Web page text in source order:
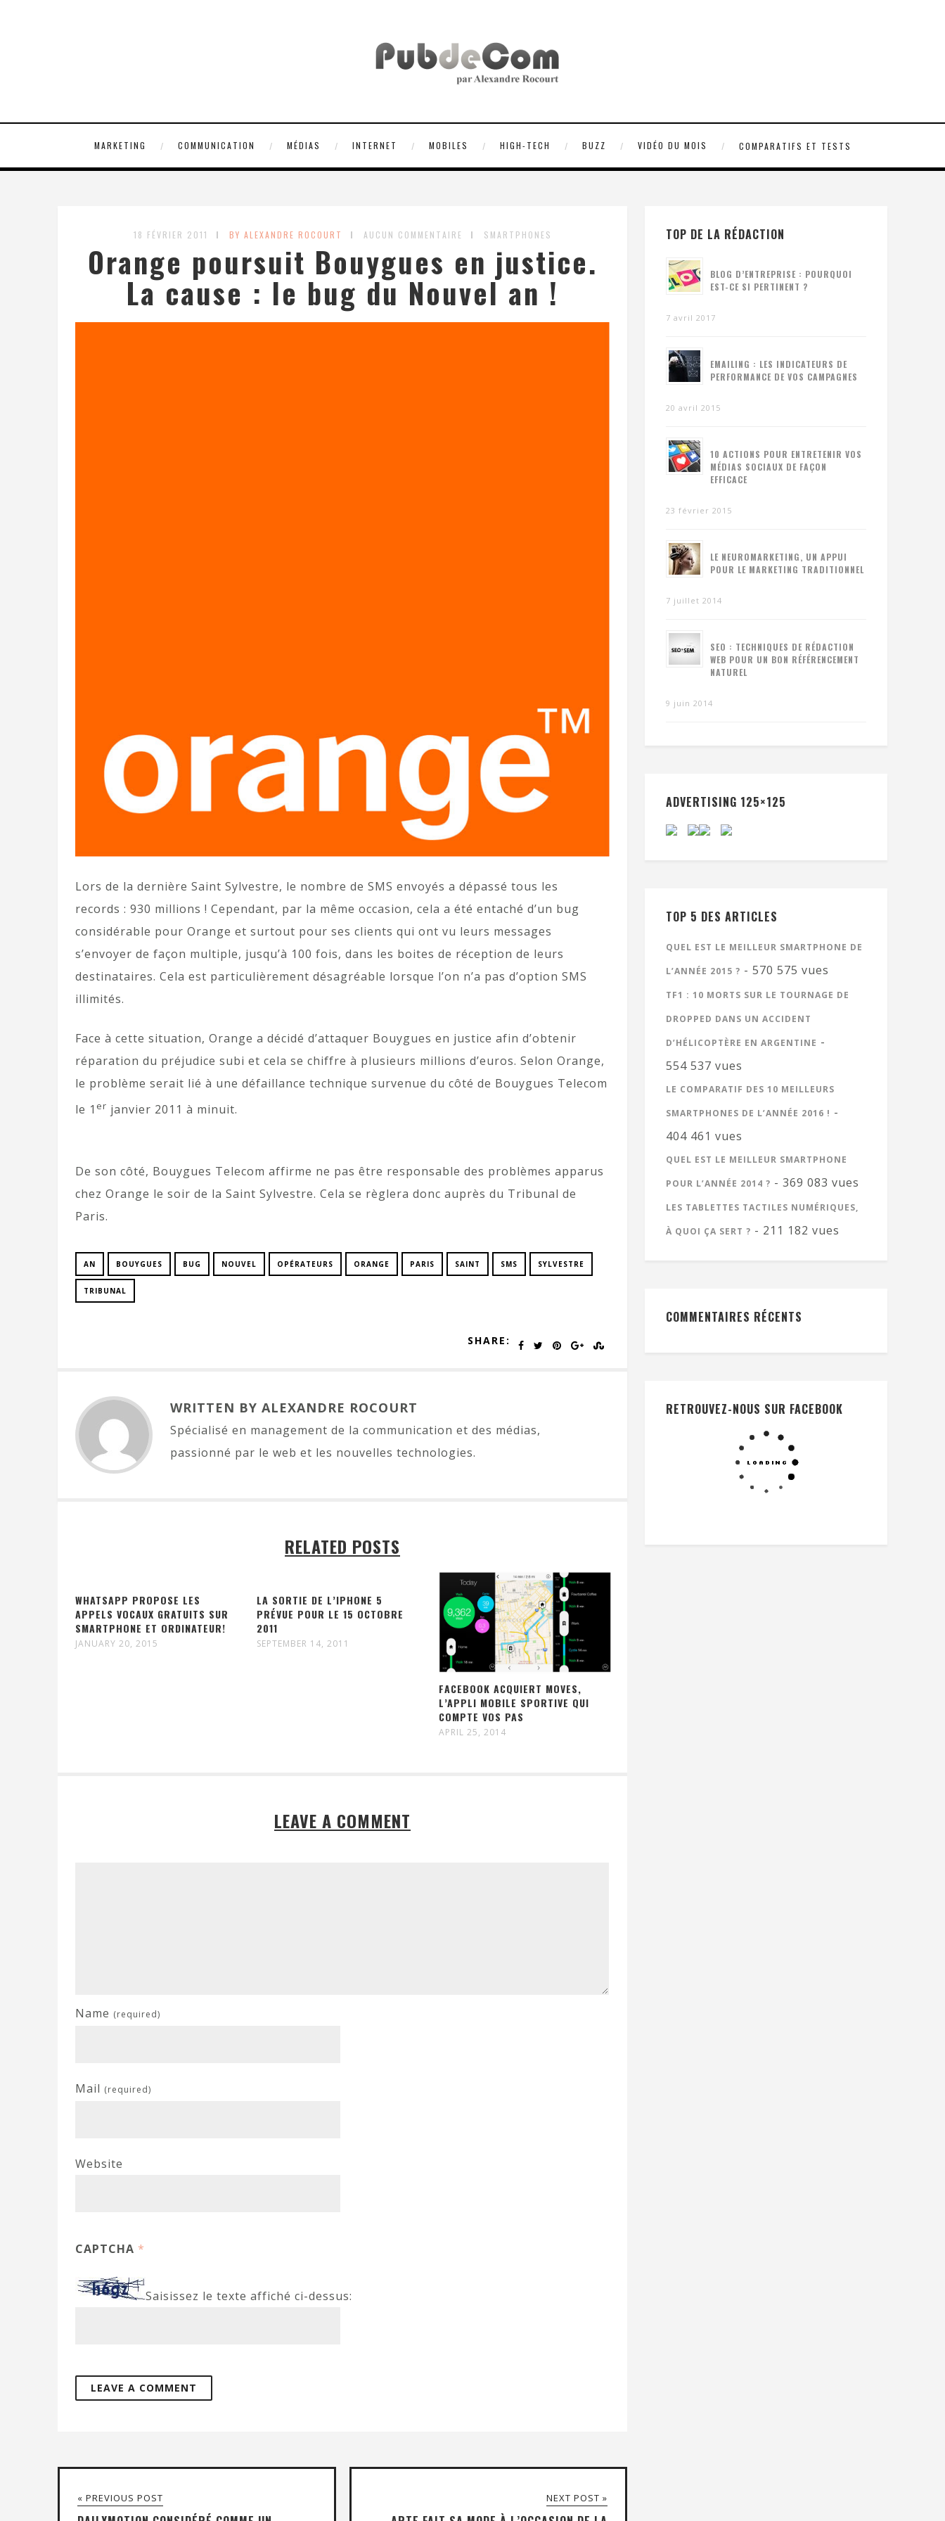
MARKETING COMMUNICATION MÉDIAS INTERNET MOBILES HIGH-TECH BUZZ VIDÉO DU MOIS COMPARATIFS ET TESTS
18 FÉVRIER 2011 BY ALEXANDRE ROCOURT AUCUN COMMENTAIRE SMARTPHONES
Orange poursuit Bouygues en justice.
La cause : le bug du Nouvel an !
Lors de la dernière Saint Sylvestre, le nombre de SMS envoyés a dépassé tous les
records : 930 millions ! Cependant, par la même occasion, cela a été entaché d’un bug
considérable pour Orange et surtout pour ses clients qui ont vu leurs messages
s’envoyer de façon multiple, jusqu’à 100 fois, dans les boites de réception de leurs
destinataires. Cela est particulièrement désagréable lorsque l’on n’a pas d’option SMS
illimités.
Face à cette situation, Orange a décidé d’attaquer Bouygues en justice afin d’obtenir
réparation du préjudice subi et cela se chiffre à plusieurs millions d’euros. Selon Orange,
le problème serait lié à une défaillance technique survenue du côté de Bouygues Telecom
le 1 er janvier 2011 à minuit.
De son côté, Bouygues Telecom affirme ne pas être responsable des problèmes apparus
chez Orange le soir de la Saint Sylvestre. Cela se règlera donc auprès du Tribunal de
Paris.
AN BOUYGUES BUG NOUVEL OPÉRATEURS ORANGE PARIS SAINT SMS SYLVESTRE
TRIBUNAL
SHARE:
WRITTEN BY ALEXANDRE ROCOURT
Spécialisé en management de la communication et des médias,
passionné par le web et les nouvelles technologies.
RELATED POSTS
WHATSAPP PROPOSE LES
APPELS VOCAUX GRATUITS SUR
SMARTPHONE ET ORDINATEUR!
JANUARY 20, 2015
LA SORTIE DE L’IPHONE 5
PRÉVUE POUR LE 15 OCTOBRE
2011
SEPTEMBER 14, 2011
FACEBOOK ACQUIERT MOVES,
L’APPLI MOBILE SPORTIVE QUI
COMPTE VOS PAS
APRIL 25, 2014
LEAVE A COMMENT
Name (required)
Mail (required)
Website
CAPTCHA *
Saisissez le texte affiché ci-dessus:
« PREVIOUS POST NEXT POST »
TOP DE LA RÉDACTION
BLOG D’ENTREPRISE : POURQUOI
EST-CE SI PERTINENT ?
7 avril 2017
EMAILING : LES INDICATEURS DE
PERFORMANCE DE VOS CAMPAGNES
20 avril 2015
10 ACTIONS POUR ENTRETENIR VOS
MÉDIAS SOCIAUX DE FAÇON
EFFICACE
23 février 2015
LE NEUROMARKETING, UN APPUI
POUR LE MARKETING TRADITIONNEL
7 juillet 2014
SEO : TECHNIQUES DE RÉDACTION
WEB POUR UN BON RÉFÉRENCEMENT
NATUREL
9 juin 2014
ADVERTISING 125×125
TOP 5 DES ARTICLES
QUEL EST LE MEILLEUR SMARTPHONE DE
L’ANNÉE 2015 ? - 570 575 vues
TF1 : 10 MORTS SUR LE TOURNAGE DE
DROPPED DANS UN ACCIDENT
D’HÉLICOPTÈRE EN ARGENTINE -
554 537 vues
LE COMPARATIF DES 10 MEILLEURS
SMARTPHONES DE L’ANNÉE 2016 ! -
404 461 vues
QUEL EST LE MEILLEUR SMARTPHONE
POUR L’ANNÉE 2014 ? - 369 083 vues
LES TABLETTES TACTILES NUMÉRIQUES,
À QUOI ÇA SERT ? - 211 182 vues
COMMENTAIRES RÉCENTS
RETROUVEZ-NOUS SUR FACEBOOK